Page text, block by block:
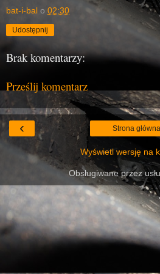
bat-i-bal o 02:30
Udostępnij
Brak komentarzy:
Prześlij komentarz
‹ Strona główna
Wyświetl wersję na
Obsługiwane przez